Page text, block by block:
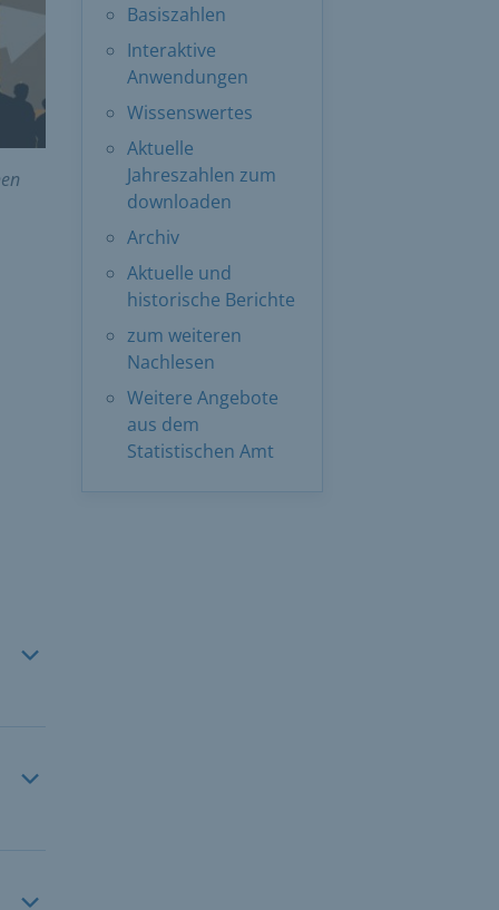
Basiszahlen
Interaktive
Anwendungen
Wissenswertes
Aktuelle
Jahreszahlen zum
downloaden
Archiv
Aktuelle und
historische Berichte
zum weiteren
Nachlesen
Weitere Angebote
aus dem
Statistischen Amt